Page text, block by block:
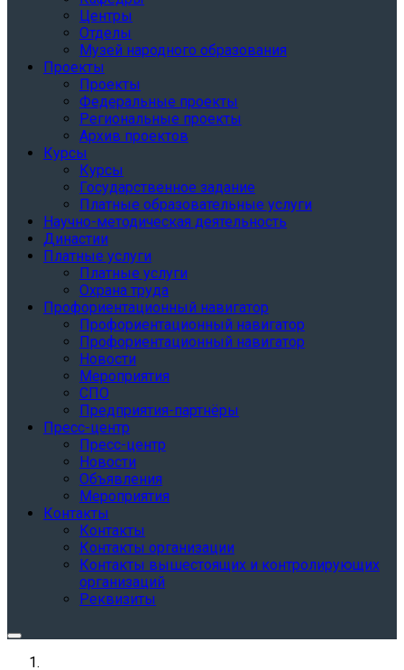
Центры
Отделы
Музей народного образования
Проекты
Проекты
Федеральные проекты
Региональные проекты
Архив проектов
Курсы
Курсы
Государственное задание
Платные образовательные услуги
Научно-методическая деятельность
Династии
Платные услуги
Платные услуги
Охрана труда
Профориентационный навигатор
Профориентационный навигатор
Профориентационный навигатор
Новости
Мероприятия
СПО
Предприятия-партнёры
Пресс-центр
Пресс-центр
Новости
Объявления
Мероприятия
Контакты
Контакты
Контакты организации
Контакты вышестоящих и контролирующих
организаций
Реквизиты